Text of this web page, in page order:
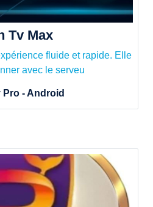
Tv Max
fluide et rapide. Elle
avec le serveu
Pro - Android